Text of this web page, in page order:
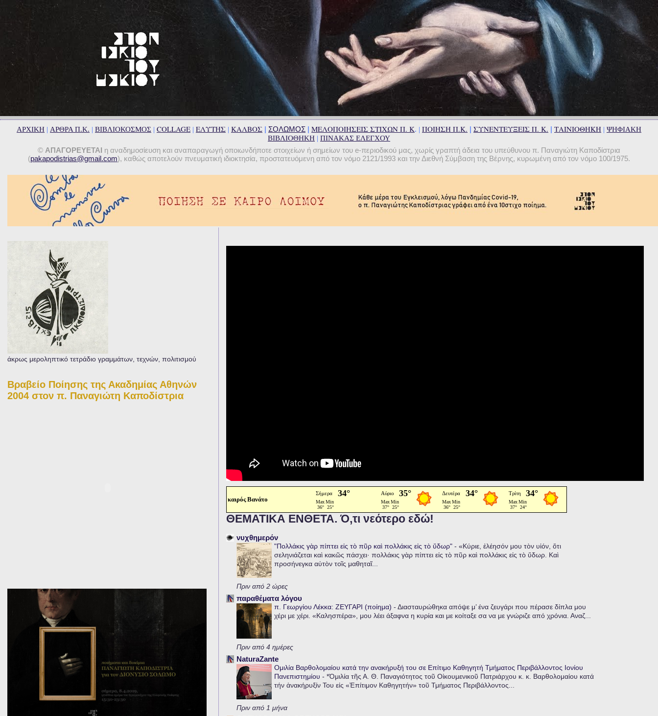
ΑΡΧΙΚΗ | ΑΡΘΡΑ Π.Κ. | ΒΙΒΛΙΟΚΟΣΜΟΣ | COLLAGE | ΕΛΥΤΗΣ | ΚΑΛΒΟΣ | ΣΟΛΩΜΟΣ | ΜΕΛΟΠΟΙΗΣΕΙΣ ΣΤΙΧΩΝ Π. Κ. | ΠΟΙΗΣΗ Π.Κ. | ΣΥΝΕΝΤΕΥΞΕΙΣ Π. Κ. | ΤΑΙΝΙΟΘΗΚΗ | ΨΗΦΙΑΚΗ
ΒΙΒΛΙΟΘΗΚΗ | ΠΙΝΑΚΑΣ ΕΛΕΓΧΟΥ
© ΑΠΑΓΟΡΕΥΕΤΑΙ η αναδημοσίευση και αναπαραγωγή οποιωνδήποτε στοιχείων ή σημείων του e-περιοδικού μας, χωρίς γραπτή άδεια του υπεύθυνου π. Παναγιώτη Καποδίστρια
(pakapodistrias@gmail.com), καθώς αποτελούν πνευματική ιδιοκτησία, προστατευόμενη από τον νόμο 2121/1993 και την Διεθνή Σύμβαση της Βέρνης, κυρωμένη από τον νόμο 100/1975.
καιρός Βανάτο
ΘΕΜΑΤΙΚΑ ΕΝΘΕΤΑ. Ό,τι νεότερο εδώ!
νυχθημερόν
"Πολλάκις γὰρ πίπτει εἰς τὸ πῦρ καὶ πολλάκις εἰς τὸ ὕδωρ" - «Κύριε, ἐλέησόν μου τὸν υἱόν, ὅτι
σεληνιάζεται καὶ κακῶς πάσχει· πολλάκις γὰρ πίπτει εἰς τὸ πῦρ καὶ πολλάκις εἰς τὸ ὕδωρ. Καὶ
προσήνεγκα αὐτὸν τοῖς μαθηταῖ...
Πριν από 2 ώρες
παραθέματα λόγου
π. Γεωργίου Λέκκα: ΖΕΥΓΑΡΙ (ποίημα) - Διασταυρώθηκα απόψε μ’ ένα ζευγάρι που πέρασε δίπλα μου
χέρι με χέρι. «Καλησπέρα», μου λέει άξαφνα η κυρία και με κοίταξε σα να με γνώριζε από χρόνια. Αναζ...
Πριν από 4 ημέρες
NaturaZante
Ομιλία Βαρθολομαίου κατά την ανακήρυξή του σε Επίτιμο Καθηγητή Τμήματος Περιβάλλοντος Ιονίου
Πανεπιστημίου - *Ὁμιλία τῆς Α. Θ. Παναγιότητος τοῦ Οἰκουμενικοῦ Πατριάρχου κ. κ. Βαρθολομαίου κατά
τήν ἀνακήρυξίν Του εἰς «Ἐπίτιμον Καθηγητήν» τοῦ Τμήματος Περιβάλλοντος...
Πριν από 1 μήνα
άκρως μεροληπτικό τετράδιο γραμμάτων, τεχνών, πολιτισμού
Βραβείο Ποίησης της Ακαδημίας Αθηνών
2004 στον π. Παναγιώτη Καποδίστρια